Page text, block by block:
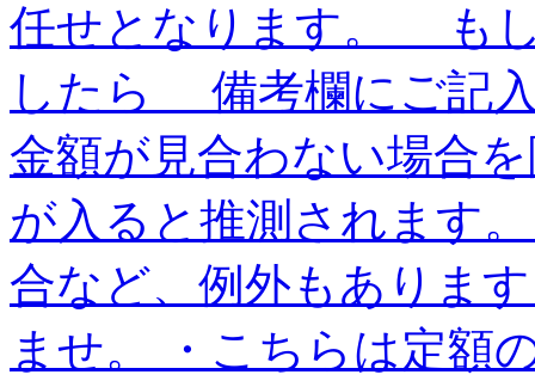
任せとなります。 も
したら 備考欄にご記
金額が見合わない場合
が入ると推測されます
合など、例外もありま
ませ。 ・こちらは定